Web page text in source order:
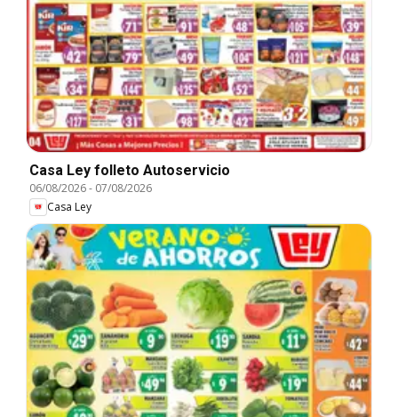
Casa Ley folleto Autoservicio
06/08/2026- 07/08/2026
Casa Ley